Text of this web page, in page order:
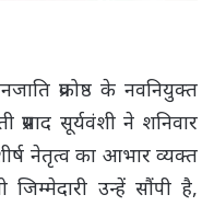
प्रकोष्ठ के नवनियुक्त
प्रसाद सूर्यवंशी ने शनिवार
नेतृत्व का आभार व्यक्त
जिम्मेदारी उन्हें सौंपी है,